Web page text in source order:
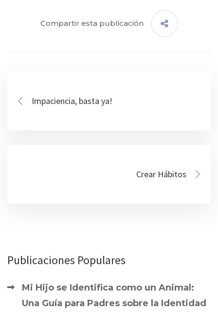
Compartir esta publicación
Impaciencia, basta ya!
Crear Hábitos
Publicaciones Populares
Mi Hijo se Identifica como un Animal:
Una Guía para Padres sobre la Identidad